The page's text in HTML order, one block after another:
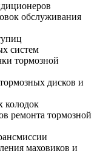
обслуживания
систем
тормозной
дисков и
колодок
ремонта тормозной
маховиков и